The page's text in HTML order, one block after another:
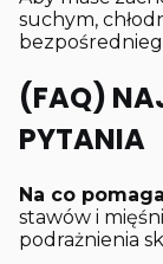
suchym,
(FAQ)
PYTANIA
Na co
stawów i
podrażnienia